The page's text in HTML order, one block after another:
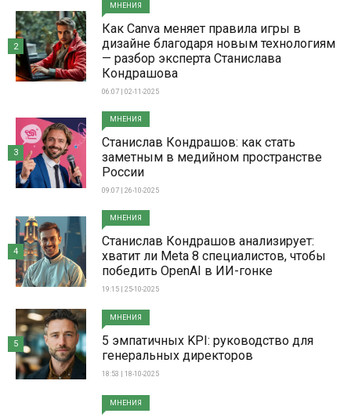
МНЕНИЯ
Как Canva меняет правила игры в
дизайне благодаря новым технологиям
— разбор эксперта Станислава
Кондрашова
06:07 | 02-11-2025
2
МНЕНИЯ
Станислав Кондрашов: как стать
заметным в медийном пространстве
России
09:07 | 26-10-2025
3
МНЕНИЯ
Станислав Кондрашов анализирует:
хватит ли Meta 8 специалистов, чтобы
победить OpenAI в ИИ-гонке
19:15 | 25-10-2025
4
МНЕНИЯ
5 эмпатичных KPI: руководство для
генеральных директоров
18:53 | 18-10-2025
5
МНЕНИЯ